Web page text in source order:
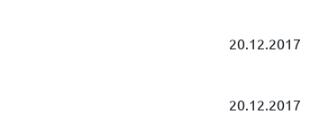
20.12.2017
20.12.2017